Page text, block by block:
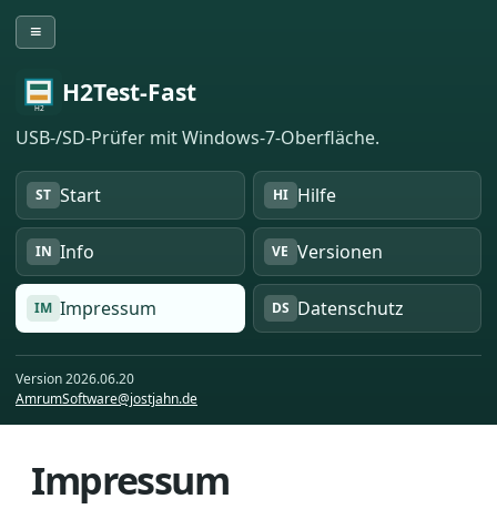
≡
H2Test-Fast
USB-/SD-Prüfer mit Windows-7-Oberfläche.
ST Start HI Hilfe
IN Info VE Versionen
IM Impressum DS Datenschutz
Version 2026.06.20
AmrumSoftware@jostjahn.de
Impressum